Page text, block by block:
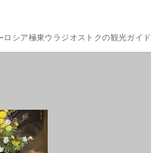
シア極東ウラジオストクの観光ガイド